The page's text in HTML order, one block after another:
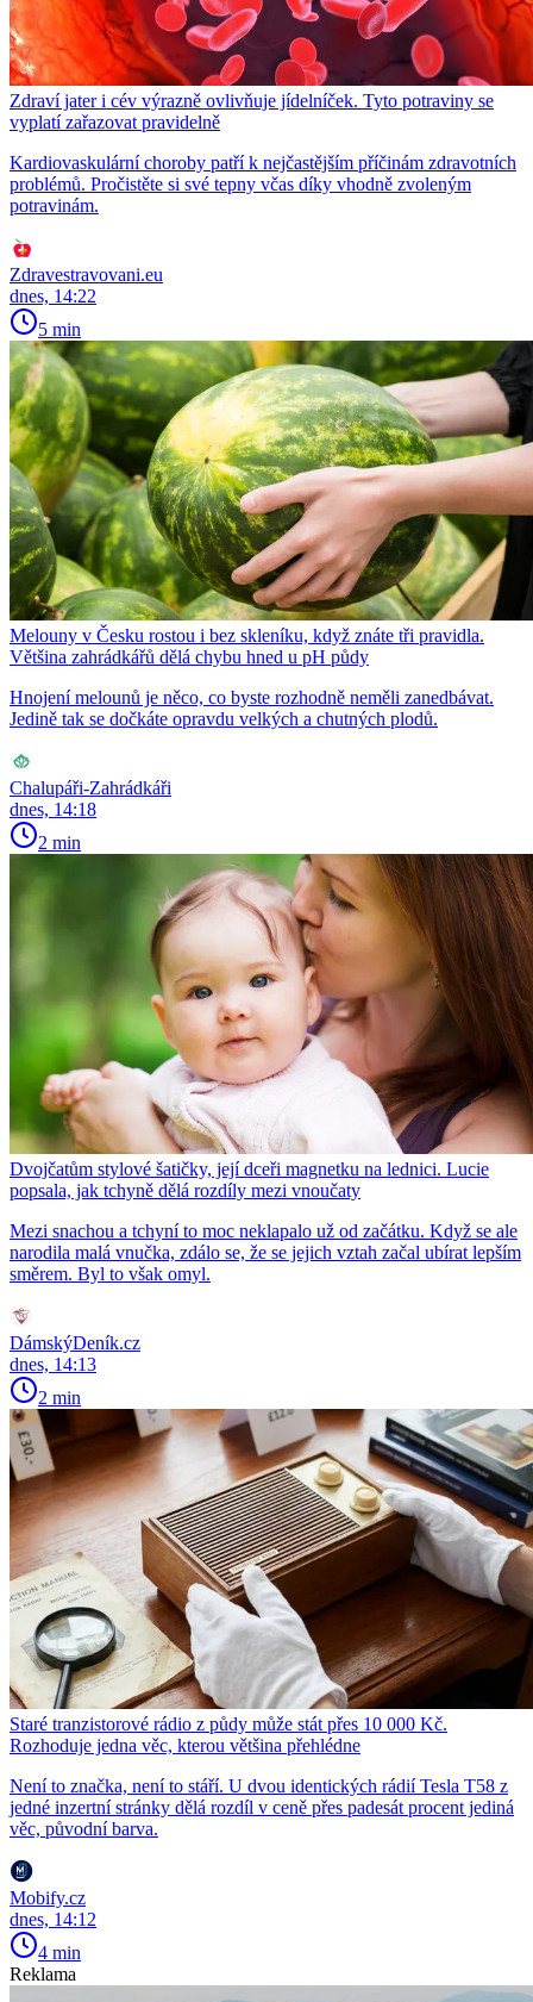
Zdraví jater i cév výrazně ovlivňuje jídelníček. Tyto potraviny se
vyplatí zařazovat pravidelně
Kardiovaskulární choroby patří k nejčastějším příčinám zdravotních
problémů. Pročistěte si své tepny včas díky vhodně zvoleným
potravinám.
Zdravestravovani.eu
dnes, 14:22
5 min
Melouny v Česku rostou i bez skleníku, když znáte tři pravidla.
Většina zahrádkářů dělá chybu hned u pH půdy
Hnojení melounů je něco, co byste rozhodně neměli zanedbávat.
Jedině tak se dočkáte opravdu velkých a chutných plodů.
Chalupáři-Zahrádkáři
dnes, 14:18
2 min
Dvojčatům stylové šatičky, její dceři magnetku na lednici. Lucie
popsala, jak tchyně dělá rozdíly mezi vnoučaty
Mezi snachou a tchyní to moc neklapalo už od začátku. Když se ale
narodila malá vnučka, zdálo se, že se jejich vztah začal ubírat lepším
směrem. Byl to však omyl.
DámskýDeník.cz
dnes, 14:13
2 min
Staré tranzistorové rádio z půdy může stát přes 10 000 Kč.
Rozhoduje jedna věc, kterou většina přehlédne
Není to značka, není to stáří. U dvou identických rádií Tesla T58 z
jedné inzertní stránky dělá rozdíl v ceně přes padesát procent jediná
věc, původní barva.
Mobify.cz
dnes, 14:12
4 min
Reklama